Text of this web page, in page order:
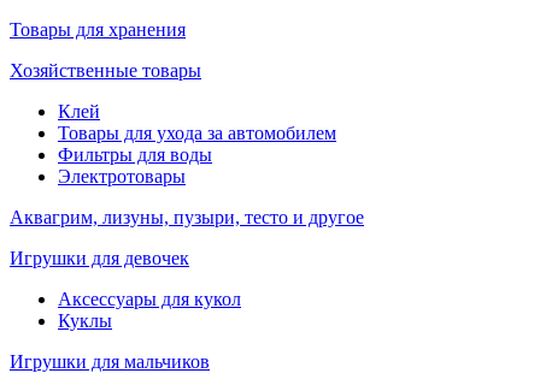
Товары для хранения
Хозяйственные товары
Клей
Товары для ухода за автомобилем
Фильтры для воды
Электротовары
Аквагрим, лизуны, пузыри, тесто и другое
Игрушки для девочек
Аксессуары для кукол
Куклы
Игрушки для мальчиков